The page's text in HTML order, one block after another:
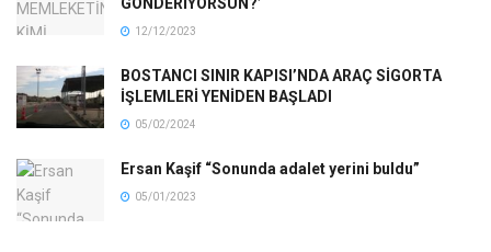
12/12/2023
BOSTANCI SINIR KAPISI’NDA ARAÇ SİGORTA
İŞLEMLERİ YENİDEN BAŞLADI
05/02/2024
Ersan Kaşif “Sonunda adalet yerini buldu”
05/01/2023